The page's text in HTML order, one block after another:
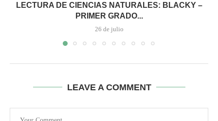
LECTURA DE CIENCIAS NATURALES: BLACKY –
PRIMER GRADO...
26 de julio
LEAVE A COMMENT